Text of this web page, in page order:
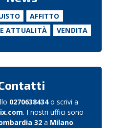
AFFITTO
ATTUALITÀ
VENDITA
0270638434o scrivi a
. I nostri uffici sono
32 a Milano.